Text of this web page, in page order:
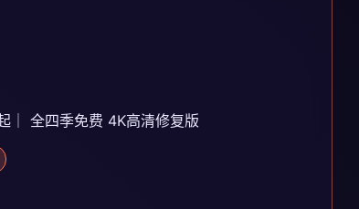
｜ 全四季免费 4K高清修复版